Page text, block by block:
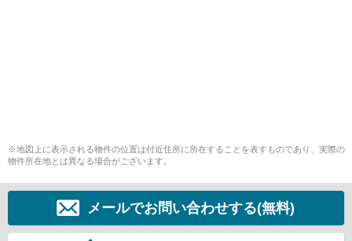
※地図上に表示される物件の位置は付近住所に所在することを表すものであり、実際の
物件所在地とは異なる場合がございます。
メールでお問い合わせする(無料)